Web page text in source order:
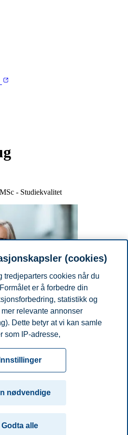
- Studiekvalitet
Tilgjengelighetserklæring
(cookies)
tredjeparters cookies når du
er å forbedre din
statistikk og
relevante annonser
Dette betyr at vi kan samle
som IP-adresse,
for at nettsiden skal
alle eller tilpasse ditt
hvilke
og formålene i innstillinger
Du kan når som helst endre
Innstillinger
nødvendige
Godta alle